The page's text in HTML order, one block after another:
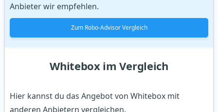
Anbieter wir empfehlen.
Zum Robo-Advisor Vergleich
Whitebox im Vergleich
Hier kannst du das Angebot von Whitebox mit
anderen Anbietern vergleichen.